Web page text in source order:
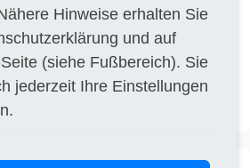
Hof DE–75389
02.07.2025
CH–8510
02.07.2025
DE–93053 25.06.2025
Hinweise erhalten Sie
und auf
(siehe Fußbereich). Sie
jederzeit Ihre Einstellungen